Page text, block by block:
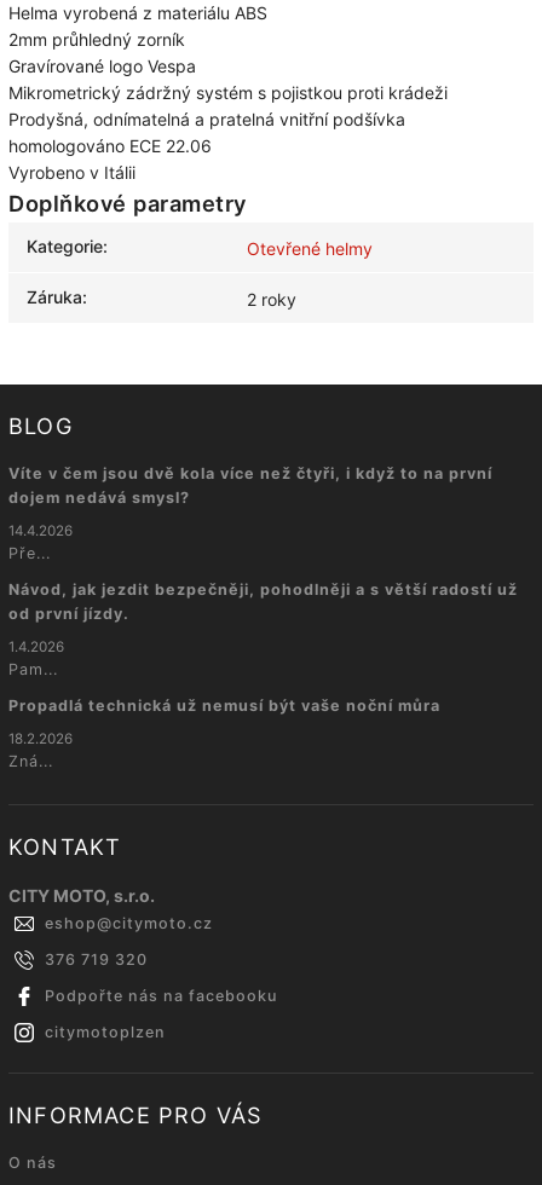
Helma vyrobená z materiálu ABS
2mm průhledný zorník
Gravírované logo Vespa
Mikrometrický zádržný systém s pojistkou proti krádeži
Prodyšná, odnímatelná a pratelná vnitřní podšívka
homologováno ECE 22.06
Vyrobeno v Itálii
Doplňkové parametry
Kategorie: Otevřené helmy
Záruka: 2 roky
BLOG
Víte v čem jsou dvě kola více než čtyři, i když to na první
dojem nedává smysl?
14.4.2026
Pře...
Návod, jak jezdit bezpečněji, pohodlněji a s větší radostí už
od první jízdy.
1.4.2026
Pam...
Propadlá technická už nemusí být vaše noční můra
18.2.2026
Zná...
KONTAKT
CITY MOTO, s.r.o.
eshop@citymoto.cz
376 719 320
Podpořte nás na facebooku
citymotoplzen
INFORMACE PRO VÁS
O nás